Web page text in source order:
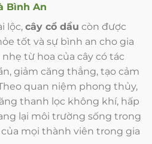
Bình An
lộc, cây cổ dầu còn được
tốt và sự bình an cho gia
từ hoa của cây có tác
giảm căng thẳng, tạo cảm
quan niệm phong thủy,
thanh lọc không khí, hấp
lại môi trường sống trong
mọi thành viên trong gia